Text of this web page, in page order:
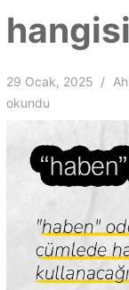
29 Ocak, 2025
okundu